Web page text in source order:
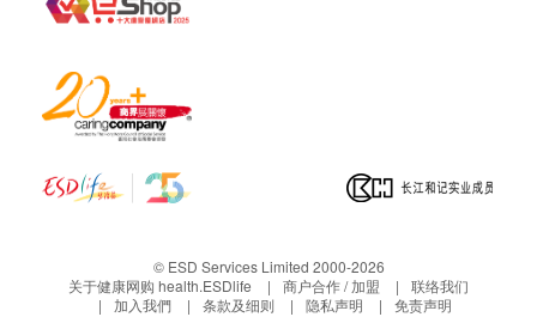
© ESD Services Limited 2000-2026
关于健康网购 health.ESDlife
商户合作 / 加盟
联络我们
加入我們
条款及细则 隐私声明
免责声明